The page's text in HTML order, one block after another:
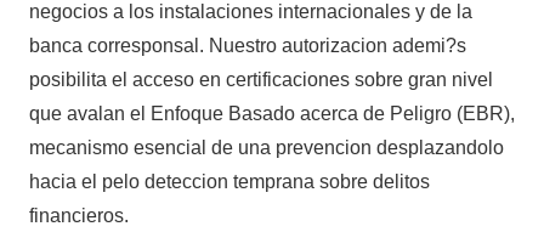
negocios a los instalaciones internacionales y de la
banca corresponsal. Nuestro autorizacion ademi?s
posibilita el acceso en certificaciones sobre gran nivel
que avalan el Enfoque Basado acerca de Peligro (EBR),
mecanismo esencial de una prevencion desplazandolo
hacia el pelo deteccion temprana sobre delitos
financieros.